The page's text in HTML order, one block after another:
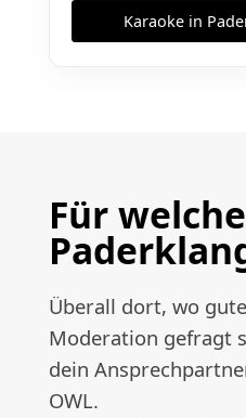
Karaoke in
Für
Überall dort, wo
Moderation gefragt
dein
OWL.